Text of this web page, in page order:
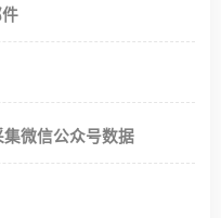
微信公众号数据